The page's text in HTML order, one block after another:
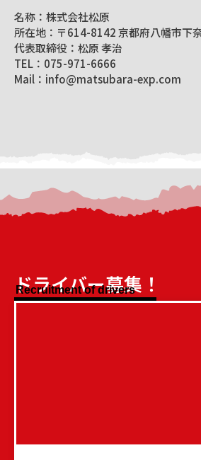
名称：株式会社松原
所在地：〒614-8142 京都府八幡市下
代表取締役：松原 孝治
TEL：075-971-6666
Mail：
moc.pxe-arabustam
@ofni
ドライバー募集！
Recruitment of drivers